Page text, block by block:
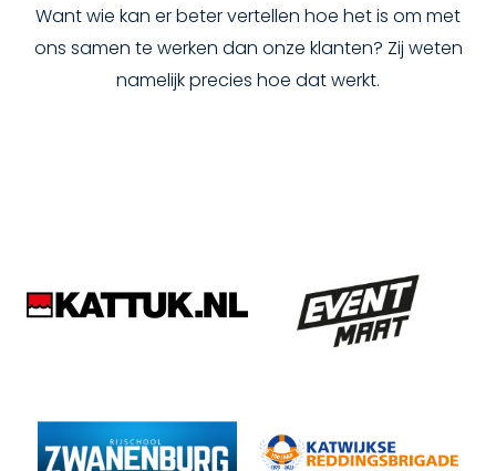
Want wie kan er beter vertellen hoe het is om met
ons samen te werken dan onze klanten? Zij weten
namelijk precies hoe dat werkt.